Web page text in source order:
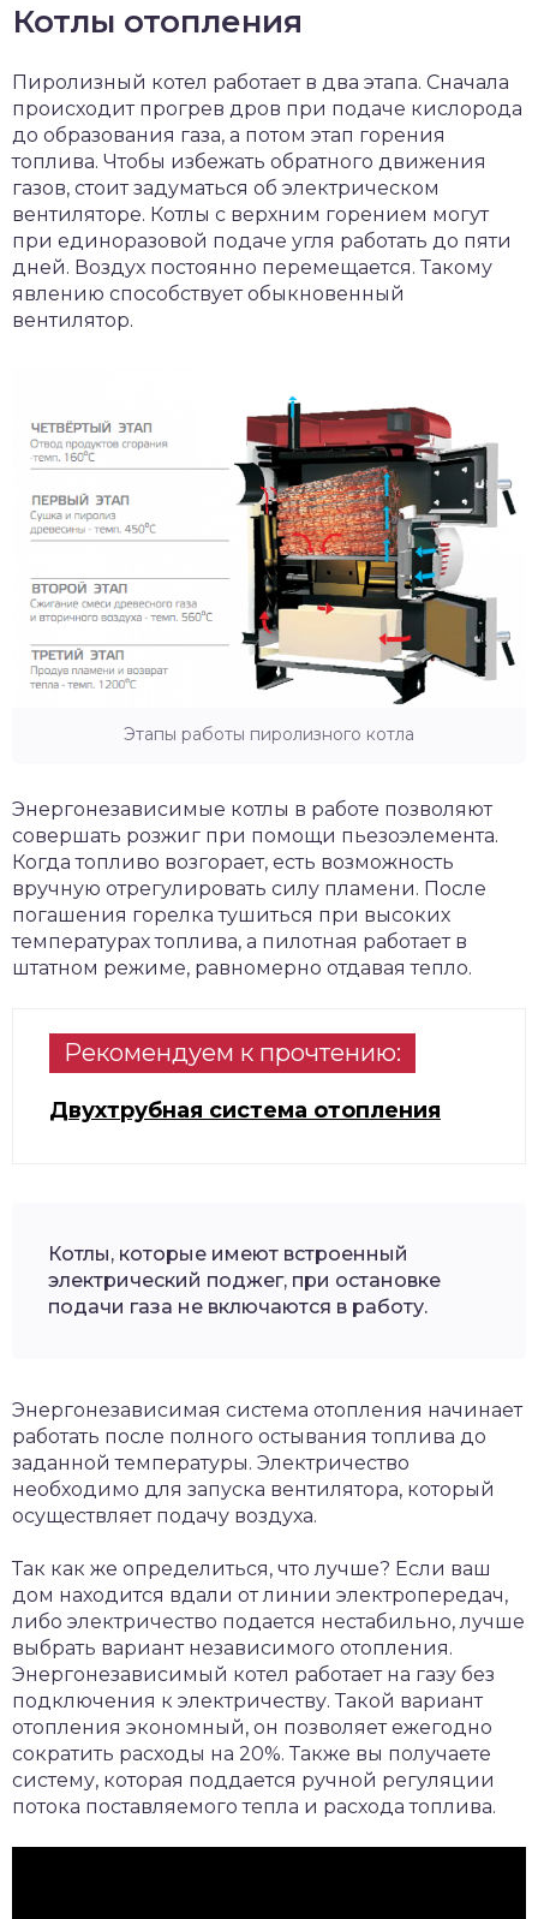
Котлы отопления
Пиролизный котел работает в два этапа. Сначала
происходит прогрев дров при подаче кислорода
до образования газа, а потом этап горения
топлива. Чтобы избежать обратного движения
газов, стоит задуматься об электрическом
вентиляторе. Котлы с верхним горением могут
при единоразовой подаче угля работать до пяти
дней. Воздух постоянно перемещается. Такому
явлению способствует обыкновенный
вентилятор.
Этапы работы пиролизного котла
Энергонезависимые котлы в работе позволяют
совершать розжиг при помощи пьезоэлемента.
Когда топливо возгорает, есть возможность
вручную отрегулировать силу пламени. После
погашения горелка тушиться при высоких
температурах топлива, а пилотная работает в
штатном режиме, равномерно отдавая тепло.
Рекомендуем к прочтению:
Двухтрубная система отопления
Котлы, которые имеют встроенный
электрический поджег, при остановке
подачи газа не включаются в работу.
Энергонезависимая система отопления начинает
работать после полного остывания топлива до
заданной температуры. Электричество
необходимо для запуска вентилятора, который
осуществляет подачу воздуха.
Так как же определиться, что лучше? Если ваш
дом находится вдали от линии электропередач,
либо электричество подается нестабильно, лучше
выбрать вариант независимого отопления.
Энергонезависимый котел работает на газу без
подключения к электричеству. Такой вариант
отопления экономный, он позволяет ежегодно
сократить расходы на 20%. Также вы получаете
систему, которая поддается ручной регуляции
потока поставляемого тепла и расхода топлива.